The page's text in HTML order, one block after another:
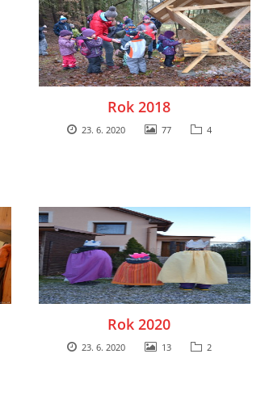
Rok 2018
23. 6. 2020 77 4
Rok 2020
23. 6. 2020 13 2